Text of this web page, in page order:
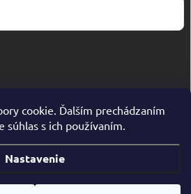
cookie. Ďalším prechádzaním
s ich používaním.
Nastavenie